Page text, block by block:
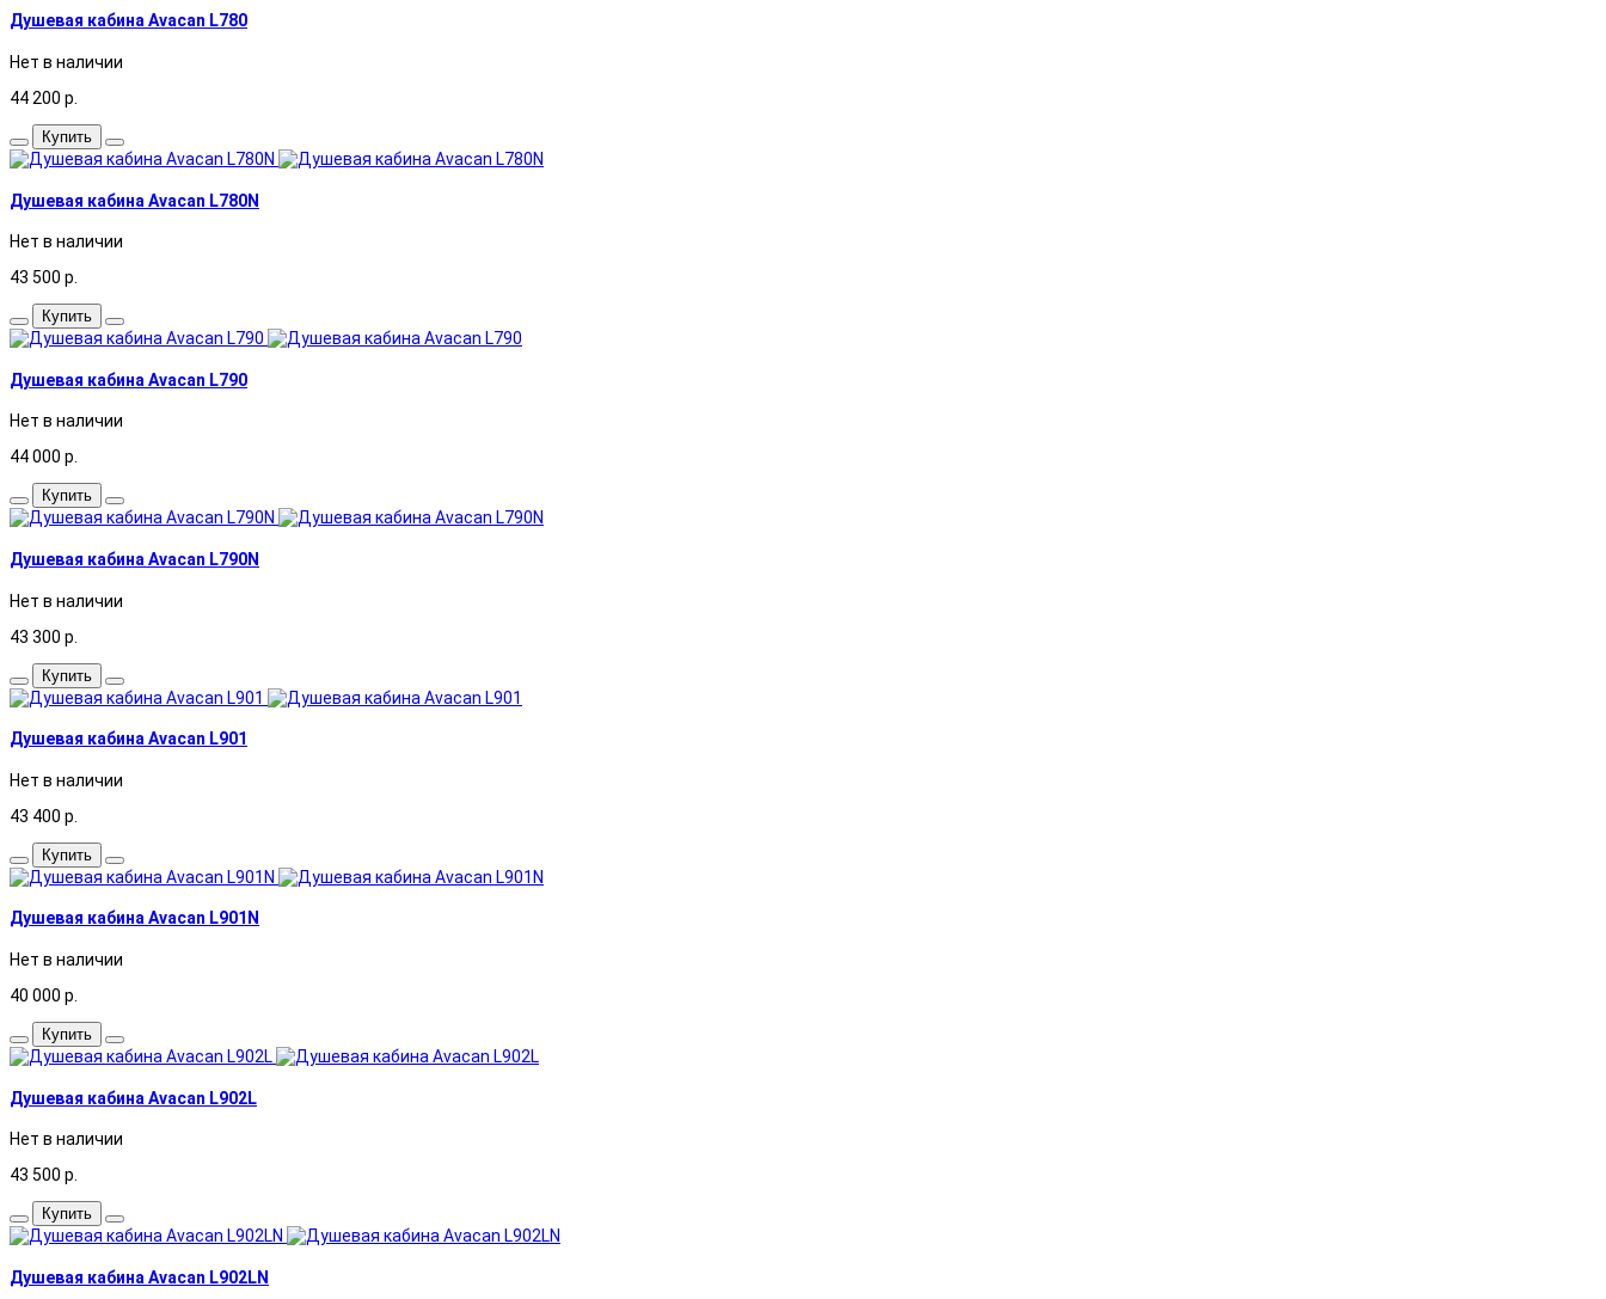
Душевая кабина Avacan L780
Нет в наличии
44 200 р.
Купить
Душевая кабина Avacan L780N
Нет в наличии
43 500 р.
Купить
Душевая кабина Avacan L790
Нет в наличии
44 000 р.
Купить
Душевая кабина Avacan L790N
Нет в наличии
43 300 р.
Купить
Душевая кабина Avacan L901
Нет в наличии
43 400 р.
Купить
Душевая кабина Avacan L901N
Нет в наличии
40 000 р.
Купить
Душевая кабина Avacan L902L
Нет в наличии
43 500 р.
Купить
Душевая кабина Avacan L902LN